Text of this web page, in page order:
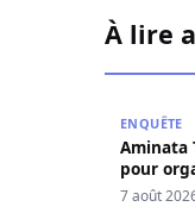
À lire
ENQUÊTE
Aminata
pour
7 août